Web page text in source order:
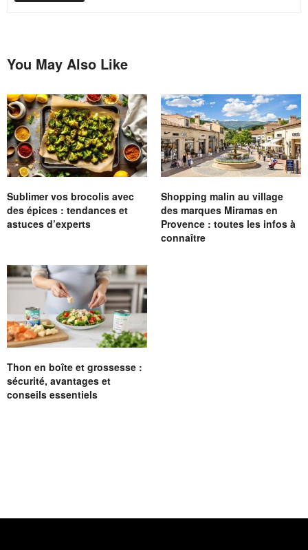
You May Also Like
Sublimer vos brocolis avec
des épices : tendances et
astuces d’experts
Shopping malin au village
des marques Miramas en
Provence : toutes les infos à
connaître
Thon en boîte et grossesse :
sécurité, avantages et
conseils essentiels